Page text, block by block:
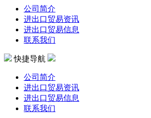
公司简介
进出口贸易资讯
进出口贸易信息
联系我们
快捷导航
公司简介
进出口贸易资讯
进出口贸易信息
联系我们